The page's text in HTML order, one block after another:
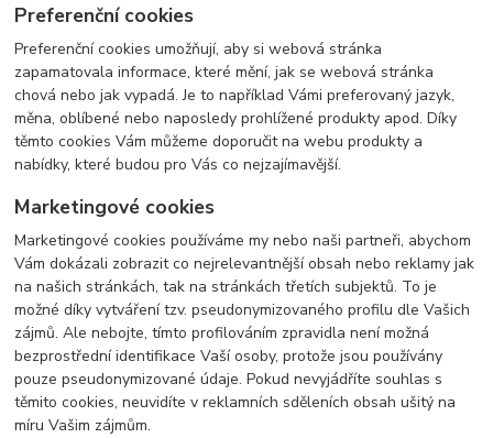
Preferenční cookies
Preferenční cookies umožňují, aby si webová stránka
zapamatovala informace, které mění, jak se webová stránka
chová nebo jak vypadá. Je to například Vámi preferovaný jazyk,
měna, oblíbené nebo naposledy prohlížené produkty apod. Díky
těmto cookies Vám můžeme doporučit na webu produkty a
nabídky, které budou pro Vás co nejzajímavější.
Marketingové cookies
Marketingové cookies používáme my nebo naši partneři, abychom
Vám dokázali zobrazit co nejrelevantnější obsah nebo reklamy jak
na našich stránkách, tak na stránkách třetích subjektů. To je
možné díky vytváření tzv. pseudonymizovaného profilu dle Vašich
zájmů. Ale nebojte, tímto profilováním zpravidla není možná
bezprostřední identifikace Vaší osoby, protože jsou používány
pouze pseudonymizované údaje. Pokud nevyjádříte souhlas s
těmito cookies, neuvidíte v reklamních sděleních obsah ušitý na
míru Vašim zájmům.